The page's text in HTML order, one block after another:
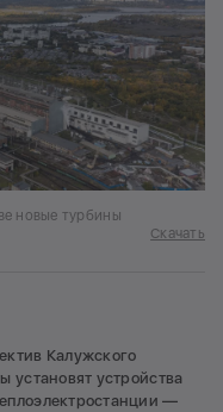
новые турбины
Скачать
Калужского
установят устройства
—